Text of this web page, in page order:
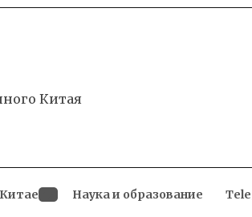
Китая
Наука и образование